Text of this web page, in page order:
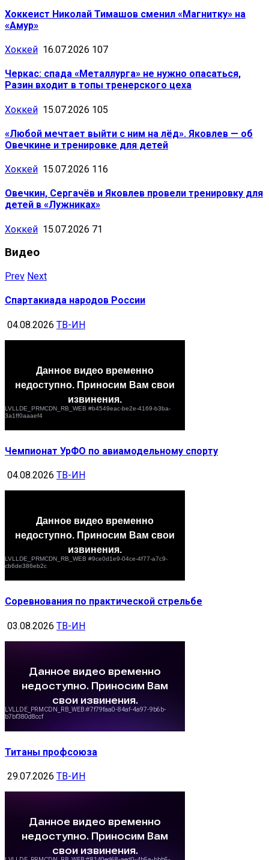
Хоккеист Николай Тимашов сменил «Магнитку» на
«Амур»
Хоккей 16.07.2026 107
Черкас: спада «Металлурга» не нужно опасаться,
Разин входит в топы тренерского цеха
Хоккей 15.07.2026 105
«Любой мечтает выйти с ним на лёд». Яковлев — об
Овечкине и тренировке для детей
Хоккей 15.07.2026 116
Овечкин, Сергачёв и Яковлев провели тренировку для
детей в «Лужниках»
Хоккей 15.07.2026 71
Видео
Prev Next
Спартакиада народов России
04.08.2026 ТВ-ИН
Чемпионат УрФО по авиамодельному спорту
04.08.2026 ТВ-ИН
Соревнования по практической стрельбе
03.08.2026 ТВ-ИН
Титаны профсоюза
29.07.2026 ТВ-ИН